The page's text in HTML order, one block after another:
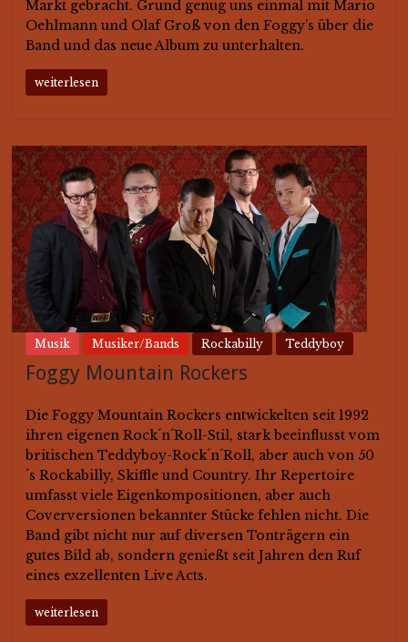
Markt gebracht. Grund genug uns einmal mit Mario
Oehlmann und Olaf Groß von den Foggy’s über die
Band und das neue Album zu unterhalten.
weiterlesen
Musik Musiker/Bands Rockabilly Teddyboy
Foggy Mountain Rockers
Die Foggy Mountain Rockers entwickelten seit 1992
ihren eigenen Rock´n´Roll-Stil, stark beeinflusst vom
britischen Teddyboy-Rock´n´Roll, aber auch von 50
´s Rockabilly, Skiffle und Country. Ihr Repertoire
umfasst viele Eigenkompositionen, aber auch
Coverversionen bekannter Stücke fehlen nicht. Die
Band gibt nicht nur auf diversen Tonträgern ein
gutes Bild ab, sondern genießt seit Jahren den Ruf
eines exzellenten Live Acts.
weiterlesen